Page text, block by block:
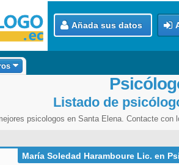
Añada sus datos
Listado de
psicologos en Santa Elena. Contacte con
María Soledad Haramboure Lic. en